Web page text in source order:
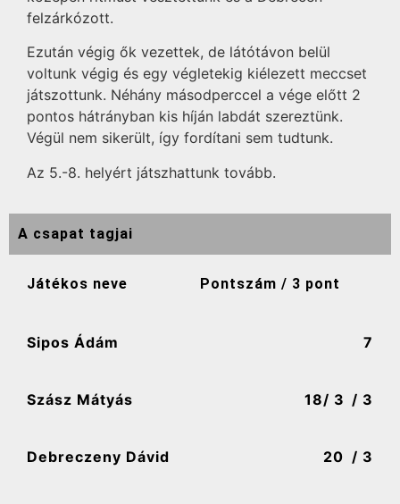
felzárkózott.
Ezután végig ők vezettek, de látótávon belül
voltunk végig és egy végletekig kiélezett meccset
játszottunk. Néhány másodperccel a vége előtt 2
pontos hátrányban kis híján labdát szereztünk.
Végül nem sikerült, így fordítani sem tudtunk.
Az 5.-8. helyért játszhattunk tovább.
A csapat tagjai
Játékos neve Pontszám / 3 pont
Sipos Ádám 7
Szász Mátyás 18/ 3 / 3
Debreczeny Dávid 20 / 3